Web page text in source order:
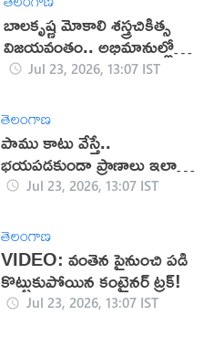
బాలకృష్ణ మోకాలి శస్త్రచికిత్స
విజయవంతం.. అభిమానుల్లో
ఆనందం
Jul 23, 2026, 13:07 IST
తెలంగాణ
పాము కాటు వేస్తే..
భయపడకుండా ప్రాణాలు ఇలా
కాపాడుకోండి!
Jul 23, 2026, 13:07 IST
తెలంగాణ
VIDEO: వంతెన పైనుంచి పడి
కొట్టుకుపోయిన కంటైనర్ ట్రక్!
Jul 23, 2026, 13:07 IST